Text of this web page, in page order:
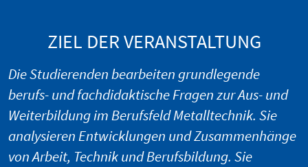
ZIEL DER VERANSTALTUNG
Die Studierenden bearbeiten grundlegende
berufs- und fachdidaktische Fragen zur Aus- und
Weiterbildung im Berufsfeld Metalltechnik. Sie
analysieren Entwicklungen und Zusammenhänge
von Arbeit, Technik und Berufsbildung. Sie